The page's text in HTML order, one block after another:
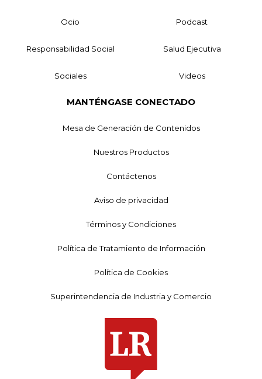
Ocio Podcast
Responsabilidad Social Salud Ejecutiva
Sociales Videos
MANTÉNGASE CONECTADO
Mesa de Generación de Contenidos
Nuestros Productos
Contáctenos
Aviso de privacidad
Términos y Condiciones
Política de Tratamiento de Información
Política de Cookies
Superintendencia de Industria y Comercio